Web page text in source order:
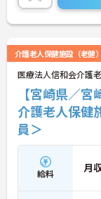
介護老人保健施設（老健）
医療法人信和会介護
【宮崎県／
介護老人保健
員＞
給料 月